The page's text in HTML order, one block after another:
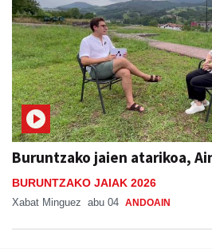
Buruntzako jaien atarikoa,
BURUNTZAKO JAIAK 2026
Xabat Minguez abu 04 ANDOAIN